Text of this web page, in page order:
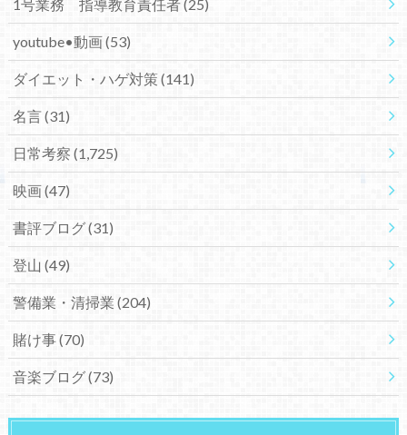
1号業務 指導教育責任者(25)
youtube•動画(53)
ダイエット・ハゲ対策(141)
名言(31)
日常考察 (1,725)
映画(47)
書評ブログ(31)
登山 (49)
警備業・清掃業 (204)
賭け事(70)
音楽ブログ(73)